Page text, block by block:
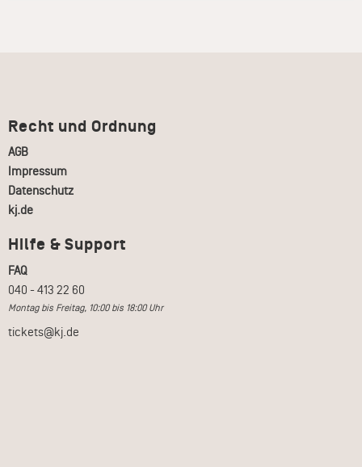
Recht und Ordnung
AGB
Impressum
Datenschutz
kj.de
Hilfe & Support
FAQ
040 - 413 22 60
Montag bis Freitag, 10:00 bis 18:00 Uhr
tickets@kj.de